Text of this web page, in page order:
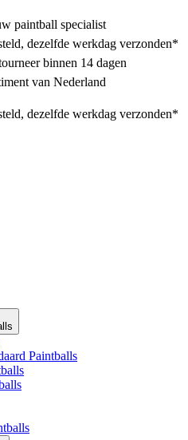
paintball specialist
dezelfde werkdag verzonden*
binnen 14 dagen
van Nederland
dezelfde werkdag verzonden*
Paintballs